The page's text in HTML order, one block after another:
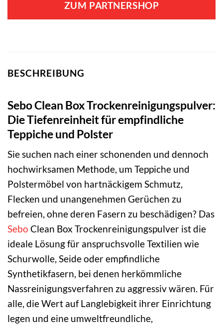
ZUM PARTNERSHOP
BESCHREIBUNG
Sebo Clean Box Trockenreinigungspulver:
Die Tiefenreinheit für empfindliche
Teppiche und Polster
Sie suchen nach einer schonenden und dennoch
hochwirksamen Methode, um Teppiche und
Polstermöbel von hartnäckigem Schmutz,
Flecken und unangenehmen Gerüchen zu
befreien, ohne deren Fasern zu beschädigen? Das
Sebo Clean Box Trockenreinigungspulver ist die
ideale Lösung für anspruchsvolle Textilien wie
Schurwolle, Seide oder empfindliche
Synthetikfasern, bei denen herkömmliche
Nassreinigungsverfahren zu aggressiv wären. Für
alle, die Wert auf Langlebigkeit ihrer Einrichtung
legen und eine umweltfreundliche,